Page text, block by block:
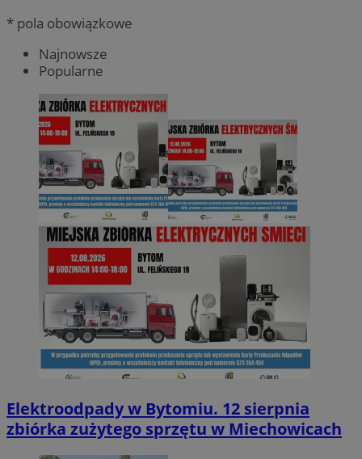
* pola obowiązkowe
Najnowsze
Popularne
Elektroodpady w Bytomiu. 12 sierpnia
zbiórka zużytego sprzętu w Miechowicach